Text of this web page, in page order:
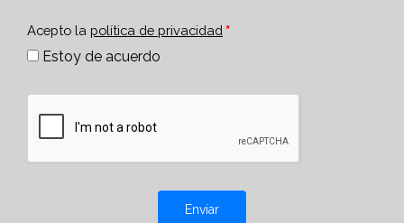
Acepto la política de privacidad
Estoy de acuerdo
Enviar